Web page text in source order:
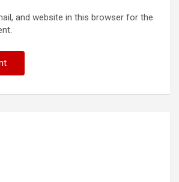
and website in this browser for the